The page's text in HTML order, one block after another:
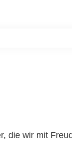
die wir mit